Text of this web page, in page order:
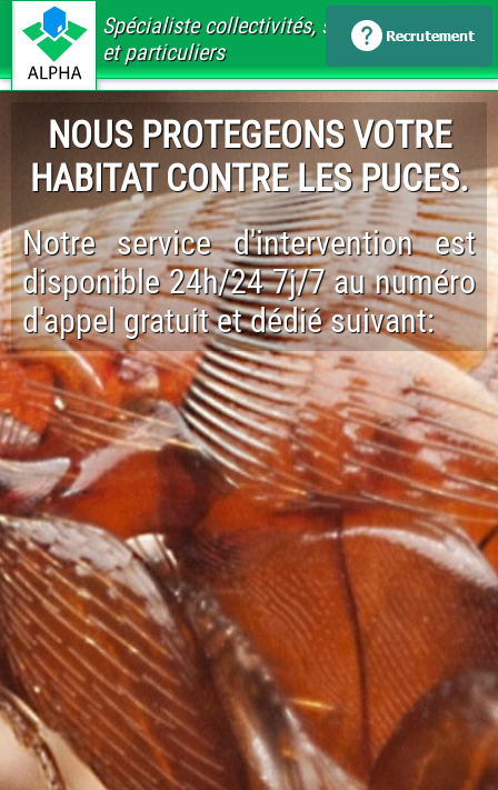
Spécialiste collectivités, santé, immobilier
et particuliers
NOUS PROTEGEONS VOTRE
HABITAT CONTRE LES PUCES.
Notre service d'intervention est
disponible 24h/24 7j/7 au numéro
d'appel gratuit et dédié suivant: